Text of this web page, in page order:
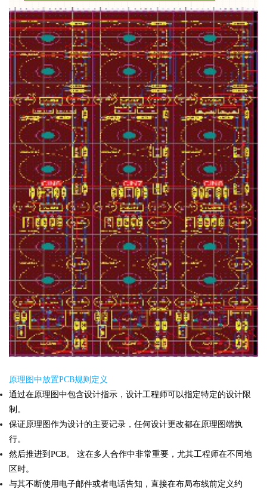
原理图中放置PCB规则定义
通过在原理图中包含设计指示，设计工程师可以指定特定的设计限
制。
保证原理图作为设计的主要记录，任何设计更改都在原理图端执
行。
然后推进到PCB。 这在多人合作中非常重要，尤其工程师在不同地
区时。
与其不断使用电子邮件或者电话告知，直接在布局布线前定义约